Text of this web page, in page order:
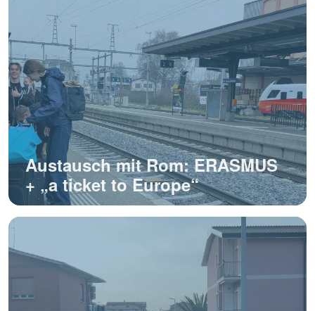
Austausch mit Rom: ERASMUS
+ „a ticket to Europe“